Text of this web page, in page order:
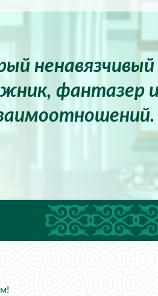
ненавязчивый
фантазер и